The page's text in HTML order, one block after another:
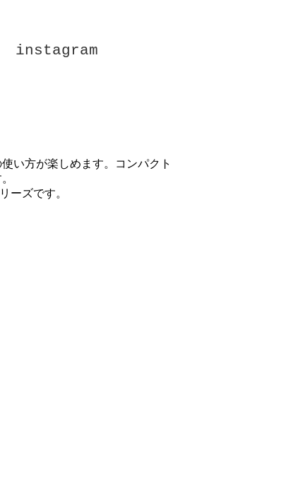
instagram
い方が楽しめます。コンパクト
ーズです。